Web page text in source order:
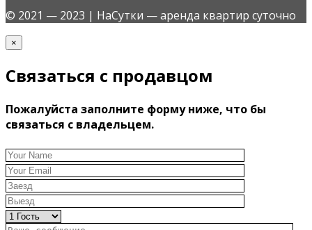
© 2021 — 2023 | НаСутки — аренда квартир суточно
×
Связаться с продавцом
Пожалуйста заполните форму ниже, что бы
связаться с владельцем.